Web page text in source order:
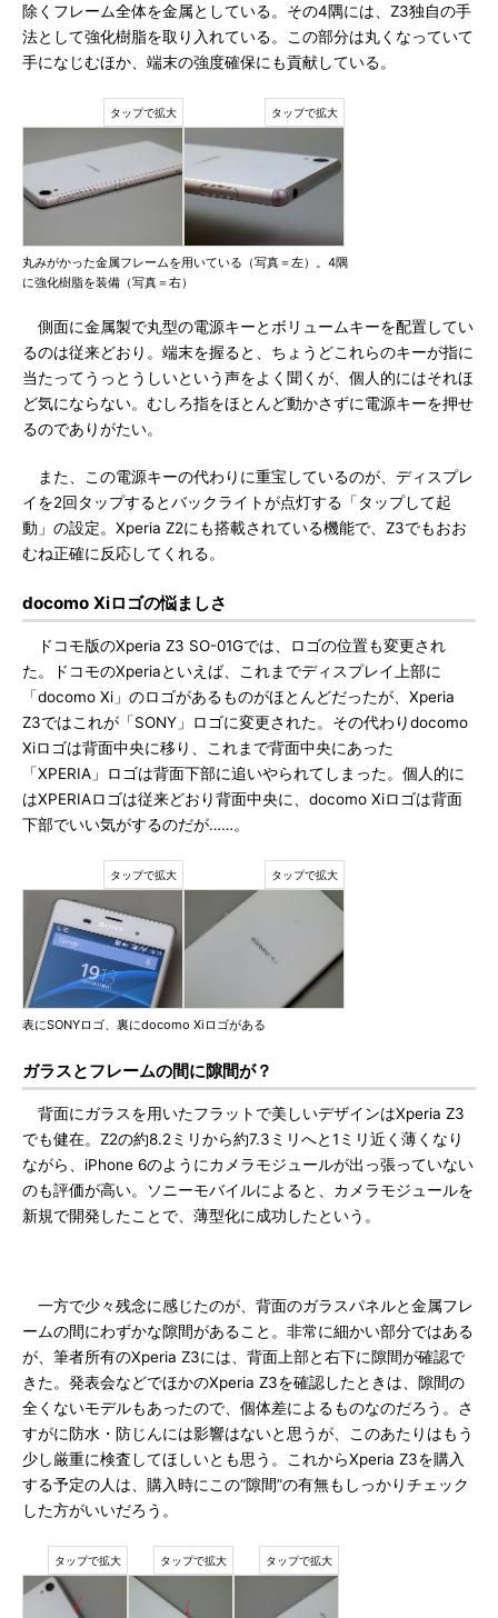
除くフレーム全体を金属としている。その4隅には、Z3独自の手
法として強化樹脂を取り入れている。この部分は丸くなっていて
手になじむほか、端末の強度確保にも貢献している。
丸みがかった金属フレームを用いている（写真＝左）。4隅
に強化樹脂を装備（写真＝右）
側面に金属製で丸型の電源キーとボリュームキーを配置してい
るのは従来どおり。端末を握ると、ちょうどこれらのキーが指に
当たってうっとうしいという声をよく聞くが、個人的にはそれほ
ど気にならない。むしろ指をほとんど動かさずに電源キーを押せ
るのでありがたい。
また、この電源キーの代わりに重宝しているのが、ディスプレ
イを2回タップするとバックライトが点灯する「タップして起
動」の設定。Xperia Z2にも搭載されている機能で、Z3でもおお
むね正確に反応してくれる。
docomo Xiロゴの悩ましさ
ドコモ版のXperia Z3 SO-01Gでは、ロゴの位置も変更され
た。ドコモのXperiaといえば、これまでディスプレイ上部に
「docomo Xi」のロゴがあるものがほとんどだったが、Xperia
Z3ではこれが「SONY」ロゴに変更された。その代わりdocomo
Xiロゴは背面中央に移り、これまで背面中央にあった
「XPERIA」ロゴは背面下部に追いやられてしまった。個人的に
はXPERIAロゴは従来どおり背面中央に、docomo Xiロゴは背面
下部でいい気がするのだが……。
表にSONYロゴ、裏にdocomo Xiロゴがある
ガラスとフレームの間に隙間が？
背面にガラスを用いたフラットで美しいデザインはXperia Z3
でも健在。Z2の約8.2ミリから約7.3ミリへと1ミリ近く薄くなり
ながら、iPhone 6のようにカメラモジュールが出っ張っていない
のも評価が高い。ソニーモバイルによると、カメラモジュールを
新規で開発したことで、薄型化に成功したという。
一方で少々残念に感じたのが、背面のガラスパネルと金属フレ
ームの間にわずかな隙間があること。非常に細かい部分ではある
が、筆者所有のXperia Z3には、背面上部と右下に隙間が確認で
きた。発表会などでほかのXperia Z3を確認したときは、隙間の
全くないモデルもあったので、個体差によるものなのだろう。さ
すがに防水・防じんには影響はないと思うが、このあたりはもう
少し厳重に検査してほしいとも思う。これからXperia Z3を購入
する予定の人は、購入時にこの“隙間”の有無もしっかりチェック
した方がいいだろう。